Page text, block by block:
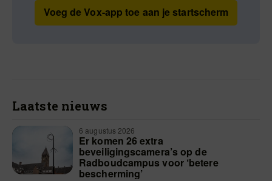
Voeg de Vox-app toe aan je startscherm
Laatste nieuws
6 augustus 2026
Er komen 26 extra
beveiligingscamera’s op de
Radboudcampus voor ‘betere
bescherming’